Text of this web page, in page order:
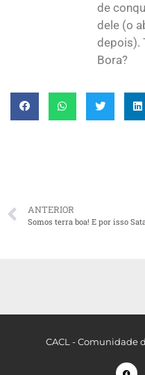
de
dele (o
depois).
Bora?
ANTERIOR
CACL - Comunidade